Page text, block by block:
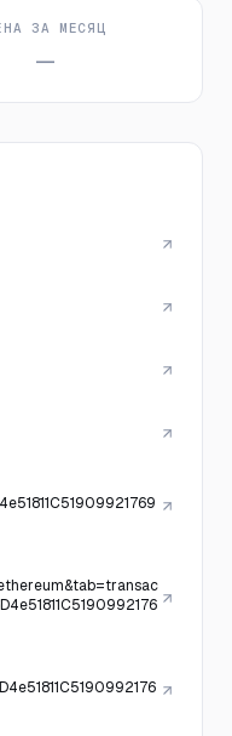
ЗА МЕСЯЦ
—